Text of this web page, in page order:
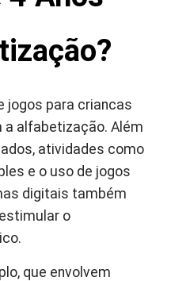
jogos para criancas
a alfabetização. Além
atividades como
e o uso de jogos
digitais também
o
que envolvem